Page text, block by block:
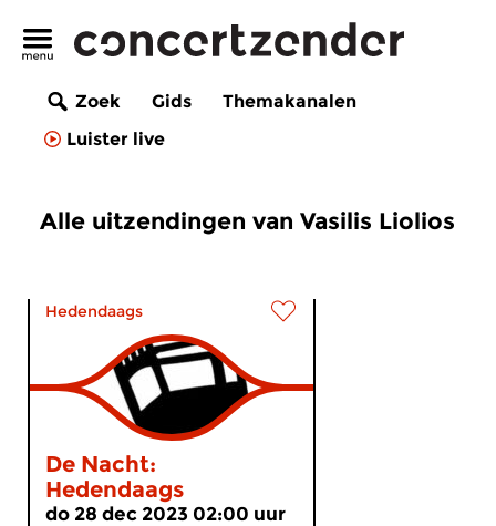
Zoek Gids
Themakanalen
Luister live
Alle uitzendingen van Vasilis Liolios
Hedendaags
De Nacht:
Hedendaags
do 28 dec 2023 02:00 uur